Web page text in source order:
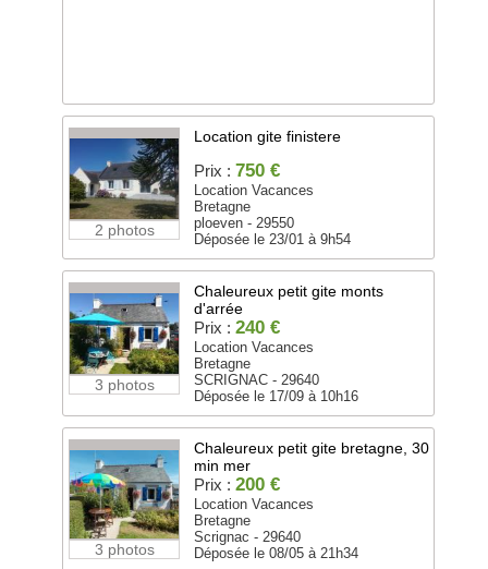
2 photos
Location gite finistere
Prix : 750 €
Location Vacances
Bretagne
ploeven - 29550
Déposée le 23/01 à 9h54
3 photos
Chaleureux petit gite monts
d'arrée
Prix : 240 €
Location Vacances
Bretagne
SCRIGNAC - 29640
Déposée le 17/09 à 10h16
3 photos
Chaleureux petit gite bretagne, 30
min mer
Prix : 200 €
Location Vacances
Bretagne
Scrignac - 29640
Déposée le 08/05 à 21h34